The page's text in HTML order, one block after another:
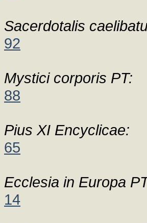
Sacerdotalis
92
Mystici corporis PT:
88
Pius XI Encyclicae:
65
Ecclesia in Europa
14